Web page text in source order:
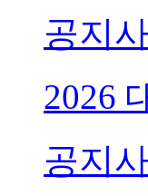
공지
2026
공지